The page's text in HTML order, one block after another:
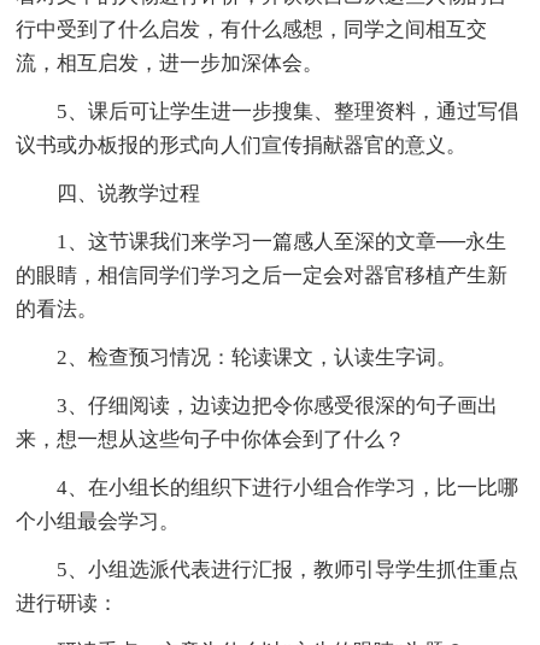
行中受到了什么启发，有什么感想，同学之间相互交
流，相互启发，进一步加深体会。
5、课后可让学生进一步搜集、整理资料，通过写倡
议书或办板报的形式向人们宣传捐献器官的意义。
四、说教学过程
1、这节课我们来学习一篇感人至深的文章──永生
的眼睛，相信同学们学习之后一定会对器官移植产生新
的看法。
2、检查预习情况：轮读课文，认读生字词。
3、仔细阅读，边读边把令你感受很深的句子画出
来，想一想从这些句子中你体会到了什么？
4、在小组长的组织下进行小组合作学习，比一比哪
个小组最会学习。
5、小组选派代表进行汇报，教师引导学生抓住重点
进行研读：